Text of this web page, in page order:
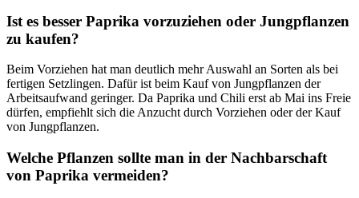
Ist es besser Paprika vorzuziehen oder Jungpflanzen
zu kaufen?
Beim Vorziehen hat man deutlich mehr Auswahl an Sorten als bei
fertigen Setzlingen. Dafür ist beim Kauf von Jungpflanzen der
Arbeitsaufwand geringer. Da Paprika und Chili erst ab Mai ins Freie
dürfen, empfiehlt sich die Anzucht durch Vorziehen oder der Kauf
von Jungpflanzen.
Welche Pflanzen sollte man in der Nachbarschaft
von Paprika vermeiden?